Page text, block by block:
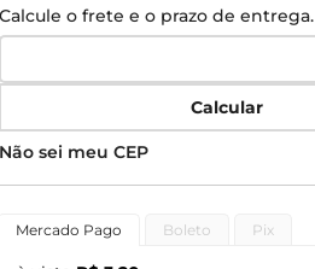
Calcule o frete e o prazo de entrega.
Calcular
Não sei meu CEP
Mercado Pago Boleto Pix